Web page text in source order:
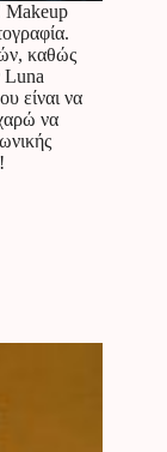
Makeup
καθώς
Luna
είναι να
να